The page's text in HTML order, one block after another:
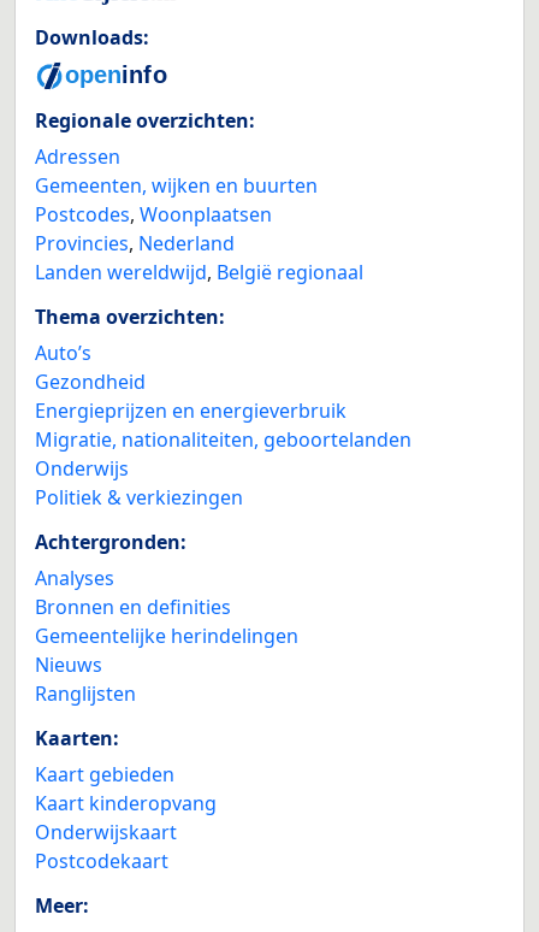
Downloads:
Regionale overzichten:
Adressen
Gemeenten, wijken en buurten
Postcodes, Woonplaatsen
Provincies, Nederland
Landen wereldwijd, België regionaal
Thema overzichten:
Auto’s
Gezondheid
Energieprijzen en energieverbruik
Migratie, nationaliteiten, geboortelanden
Onderwijs
Politiek & verkiezingen
Achtergronden:
Analyses
Bronnen en definities
Gemeentelijke herindelingen
Nieuws
Ranglijsten
Kaarten:
Kaart gebieden
Kaart kinderopvang
Onderwijskaart
Postcodekaart
Meer: